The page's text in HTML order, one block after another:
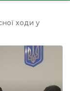
ходи у